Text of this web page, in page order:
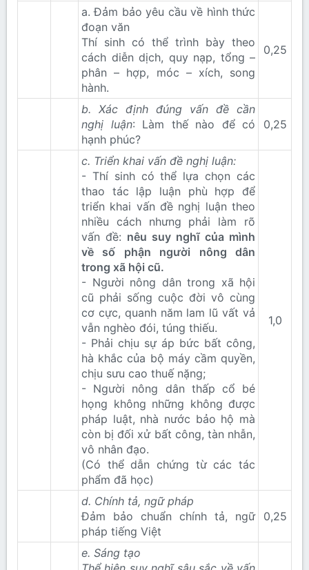
a. Đảm bảo yêu cầu về hình thức
đoạn văn
Thí sinh có thể trình bày theo
cách diễn dịch, quy nạp, tổng –
phân – hợp, móc – xích, song
hành.
0,25​
b. Xác định đúng vấn đề cần
nghị luận: Làm thế nào để có
hạnh phúc?
0,25​
c. Triển khai vấn đề nghị luận:
- Thí sinh có thể lựa chọn các
thao tác lập luận phù hợp để
triển khai vấn đề nghị luận theo
nhiều cách nhưng phải làm rõ
vấn đề: nêu suy nghĩ của mình
về số phận người nông dân
trong xã hội cũ.
- Người nông dân trong xã hội
cũ phải sống cuộc đời vô cùng
cơ cực, quanh năm lam lũ vất vả
vẫn nghèo đói, túng thiếu.
- Phải chịu sự áp bức bất công,
hà khắc của bộ máy cầm quyền,
chịu sưu cao thuế nặng;
- Người nông dân thấp cổ bé
họng không những không được
pháp luật, nhà nước bảo hộ mà
còn bị đối xử bất công, tàn nhẫn,
vô nhân đạo.
(Có thể dẫn chứng từ các tác
phẩm đã học)
1,0​
d. Chính tả, ngữ pháp
Đảm bảo chuẩn chính tả, ngữ
pháp tiếng Việt
0,25​
e. Sáng tạo